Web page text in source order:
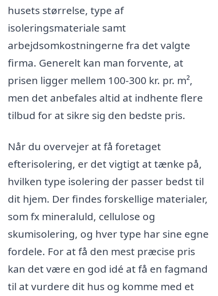
husets størrelse, type af
isoleringsmateriale samt
arbejdsomkostningerne fra det valgte
firma. Generelt kan man forvente, at
prisen ligger mellem 100-300 kr. pr. m²,
men det anbefales altid at indhente flere
tilbud for at sikre sig den bedste pris.
Når du overvejer at få foretaget
efterisolering, er det vigtigt at tænke på,
hvilken type isolering der passer bedst til
dit hjem. Der findes forskellige materialer,
som fx mineraluld, cellulose og
skumisolering, og hver type har sine egne
fordele. For at få den mest præcise pris
kan det være en god idé at få en fagmand
til at vurdere dit hus og komme med et